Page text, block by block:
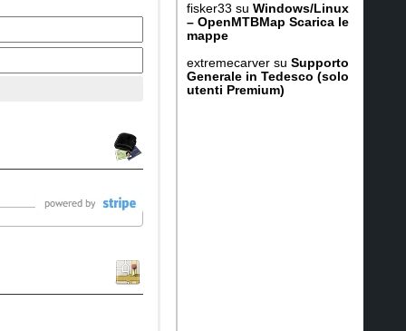
fisker33 su Windows/Linux
– OpenMTBMap Scarica le
mappe
extremecarver su Supporto
Generale in Tedesco (solo
utenti Premium)